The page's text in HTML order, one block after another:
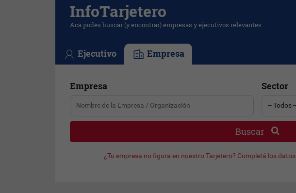
InfoTarjetero
Acá podés buscar (y encontrar) empresas y ejecutivos relevantes
Ejecutivo Empresa
Empresa Sector
Buscar
¿Tu empresa no figura en nuestro Tarjetero? Completá los datos